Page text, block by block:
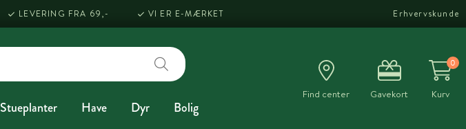
LEVERING FRA 69,- VI ER E-MÆRKET Erhvervskunde
Stueplanter Have Dyr Bolig
Find center Gavekort
0
Kurv